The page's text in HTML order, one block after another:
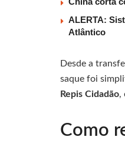
ALERTA:
Atlântico
Desde a
saque foi
Repis Cidadão,
Como